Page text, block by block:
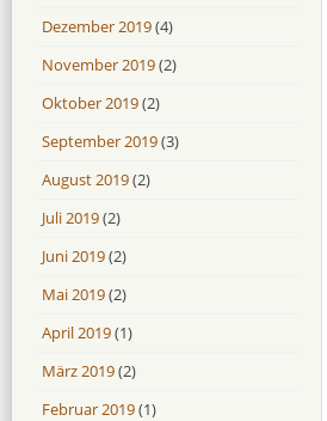
Dezember 2019(4)
November 2019(2)
Oktober 2019(2)
September 2019(3)
August 2019(2)
Juli 2019(2)
Juni 2019(2)
Mai 2019(2)
April 2019(1)
März 2019(2)
Februar 2019(1)